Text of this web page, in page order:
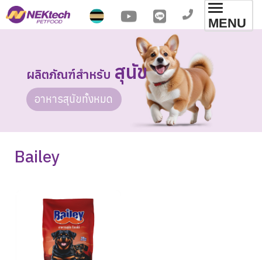
MENU
ผลิตภัณฑ์สําหรับ สุนัข
อาหารสุนัขทั้งหมด
Bailey